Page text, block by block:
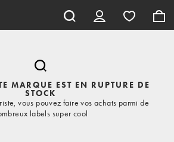
MARQUE EST EN RUPTURE DE
STOCK
vous pouvez faire vos achats parmi de
labels super cool